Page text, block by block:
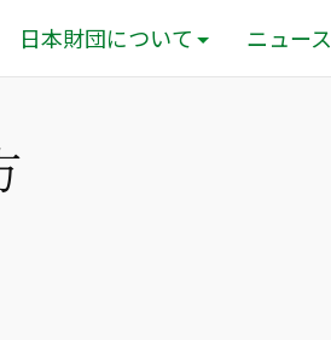
日本財団について ニュース